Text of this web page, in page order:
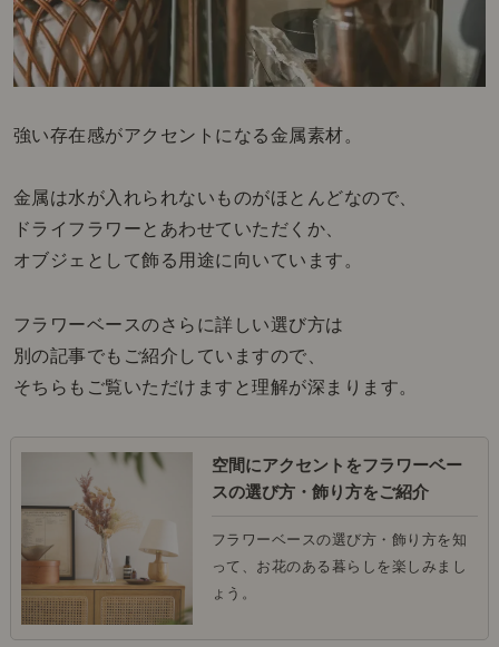
強い存在感がアクセントになる金属素材。
金属は水が入れられないものがほとんどなので、
ドライフラワーとあわせていただくか、
オブジェとして飾る用途に向いています。
フラワーベースのさらに詳しい選び方は
別の記事でもご紹介していますので、
そちらもご覧いただけますと理解が深まります。
空間にアクセントをフラワーベー
スの選び方・飾り方をご紹介
フラワーベースの選び方・飾り方を知
って、お花のある暮らしを楽しみまし
ょう。